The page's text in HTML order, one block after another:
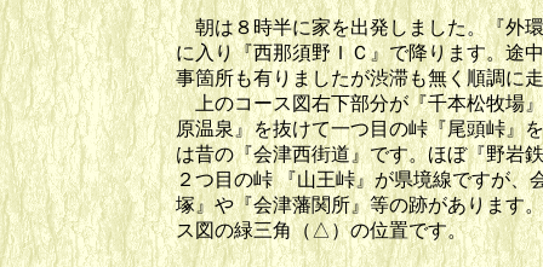
朝は８時半に家を出発しました。『外
に入り『西那須野ＩＣ』で降ります。途
事箇所も有りましたが渋滞も無く順調に
上のコース図右下部分が『千本松牧場
原温泉』を抜けて一つ目の峠『尾頭峠』
は昔の『会津西街道』です。ほぼ『野岩
２つ目の峠 『山王峠』が県境線ですが、
塚』や『会津藩関所』等の跡があります
ス図の緑三角（△）の位置です。